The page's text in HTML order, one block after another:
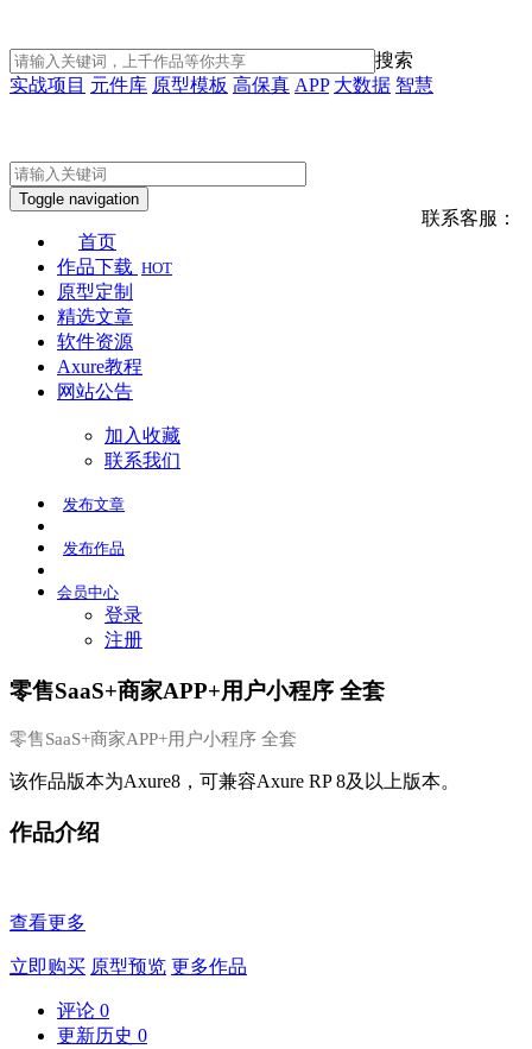
搜索
实战项目 元件库 原型模板 高保真 APP 大数据 智慧
联系客服：
Toggle navigation
首页
作品下载 HOT
原型定制
精选文章
软件资源
Axure教程
网站公告
加入收藏
联系我们
发布文章
发布作品
会员中心
登录
注册
零售SaaS+商家APP+用户小程序 全套
零售SaaS+商家APP+用户小程序 全套
该作品版本为Axure8，可兼容Axure RP 8及以上版本。
作品介绍
查看更多
立即购买 原型预览 更多作品
评论 0
更新历史 0